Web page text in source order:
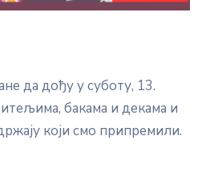
да дођу у суботу, 13.
бакама и декама и
који смо припремили.